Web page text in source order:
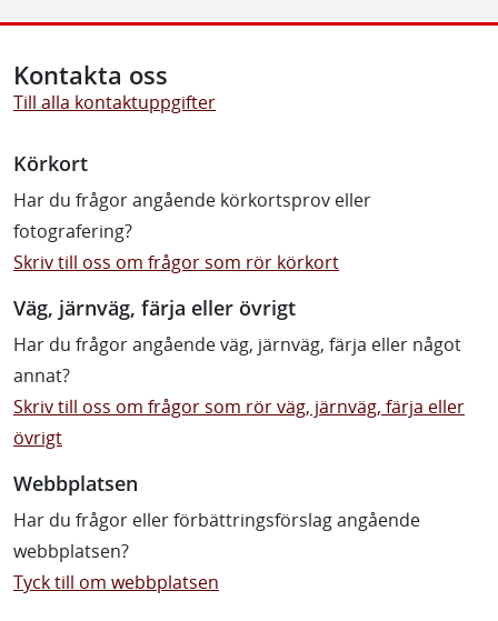
Kontakta oss
Till alla kontaktuppgifter
Körkort
Har du frågor angående körkortsprov eller
fotografering?
Skriv till oss om frågor som rör körkort
Väg, järnväg, färja eller övrigt
Har du frågor angående väg, järnväg, färja eller något
annat?
Skriv till oss om frågor som rör väg, järnväg, färja eller
övrigt
Webbplatsen
Har du frågor eller förbättringsförslag angående
webbplatsen?
Tyck till om webbplatsen